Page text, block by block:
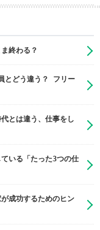
終わる？
どう違う？ フリー
とは違う、仕事をし
いる「たった3つの仕
成功するためのヒン